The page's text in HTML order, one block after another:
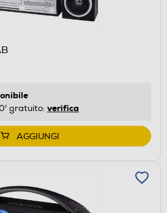
gratuito: verifica
AGGIUNGI